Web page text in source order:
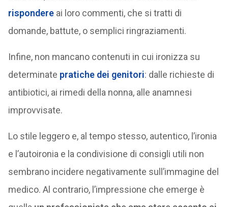
rispondere ai loro commenti, che si tratti di
domande, battute, o semplici ringraziamenti.
Infine, non mancano contenuti in cui ironizza su
determinate pratiche dei genitori: dalle richieste di
antibiotici, ai rimedi della nonna, alle anamnesi
improvvisate.
Lo stile leggero e, al tempo stesso, autentico, l’ironia
e l’autoironia e la condivisione di consigli utili non
sembrano incidere negativamente sull’immagine del
medico. Al contrario, l’impressione che emerge è